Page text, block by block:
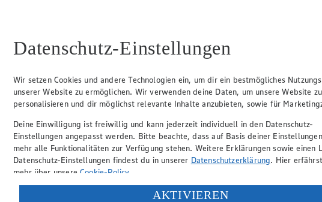
Datenschutz-Einstellungen
Wir setzen Cookies und andere Technologien ein, um dir ein bestmögliches
unserer Website zu ermöglichen. Wir verwenden deine Daten, um unsere Website zu
personalisieren und dir möglichst relevante Inhalte anzubieten, sowie für
Deine Einwilligung ist freiwillig und kann jederzeit individuell in den Datenschutz-
Einstellungen angepasst werden. Bitte beachte, dass auf Basis deiner
mehr alle Funktionalitäten zur Verfügung stehen. Weitere Erklärungen sowie einen
Datenschutz-Einstellungen findest du in unserer Datenschutzerklärung. Hier
mehr über unsereCookie-Policy.
Verarbeitung deiner personenbezogenen Daten in den USA durch Facebook und
AKTIVIEREN